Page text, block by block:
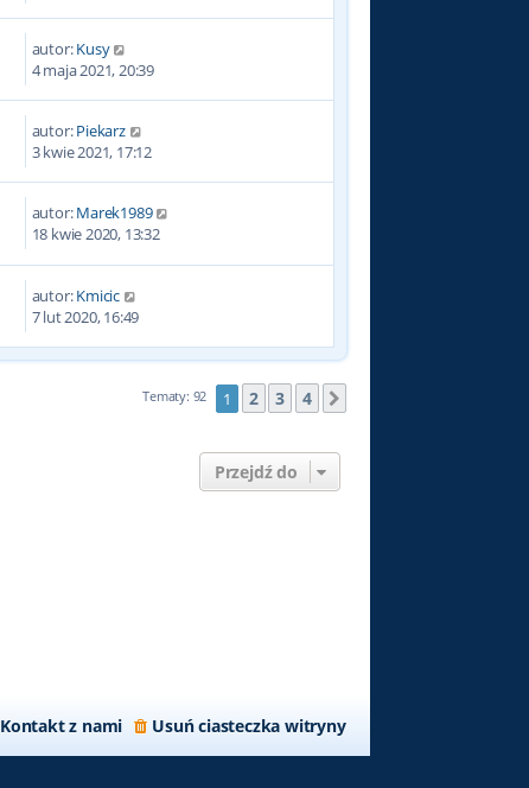
autor:Kusy
4 maja 2021, 20:39
autor:Piekarz
3 kwie 2021, 17:12
autor:Marek1989
18 kwie 2020, 13:32
autor:Kmicic
7 lut 2020, 16:49
Tematy: 92 1 2 3 4
Przejdź do
Usuń ciasteczka witryny
Kontakt z nami